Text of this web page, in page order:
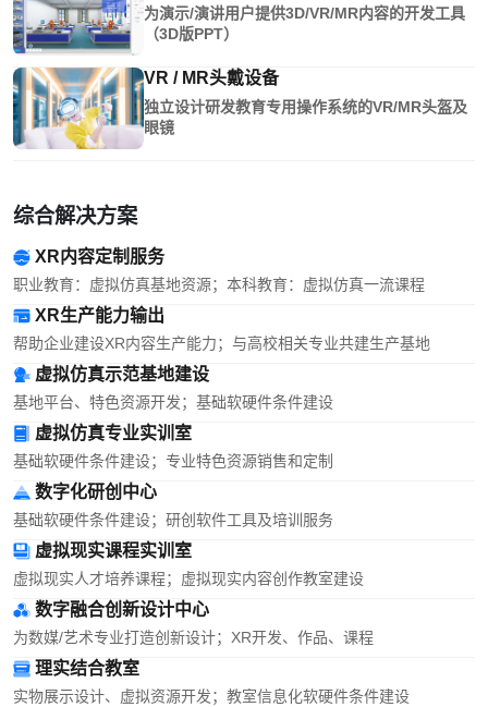
为演示/演讲用户提供3D/VR/MR内容的开发工具
（3D版PPT）
VR / MR头戴设备
独立设计研发教育专用操作系统的VR/MR头盔及
眼镜
综合解决方案
XR内容定制服务
职业教育：虚拟仿真基地资源；本科教育：虚拟仿真一流课程
XR生产能力输出
帮助企业建设XR内容生产能力；与高校相关专业共建生产基地
虚拟仿真示范基地建设
基地平台、特色资源开发；基础软硬件条件建设
虚拟仿真专业实训室
基础软硬件条件建设；专业特色资源销售和定制
数字化研创中心
基础软硬件条件建设；研创软件工具及培训服务
虚拟现实课程实训室
虚拟现实人才培养课程；虚拟现实内容创作教室建设
数字融合创新设计中心
为数媒/艺术专业打造创新设计；XR开发、作品、课程
理实结合教室
实物展示设计、虚拟资源开发；教室信息化软硬件条件建设